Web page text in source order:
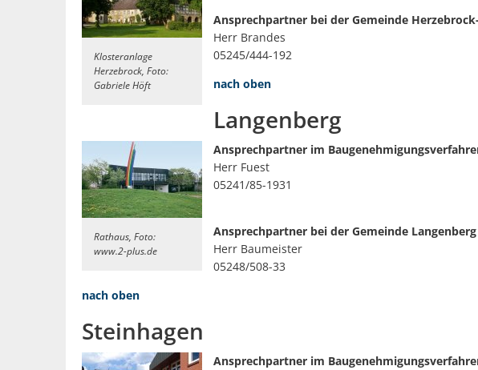
Klosteranlage
Herzebrock, Foto:
Gabriele Höft
Ansprechpartner bei der Gemeinde
Herr Brandes
05245/444-192
nach oben
Langenberg
Rathaus, Foto:
www.2-plus.de
Ansprechpartner im
Herr Fuest
05241/85-1931
Ansprechpartner bei der Gemeinde Langenberg
Herr Baumeister
05248/508-33
nach oben
Steinhagen
Ansprechpartner im